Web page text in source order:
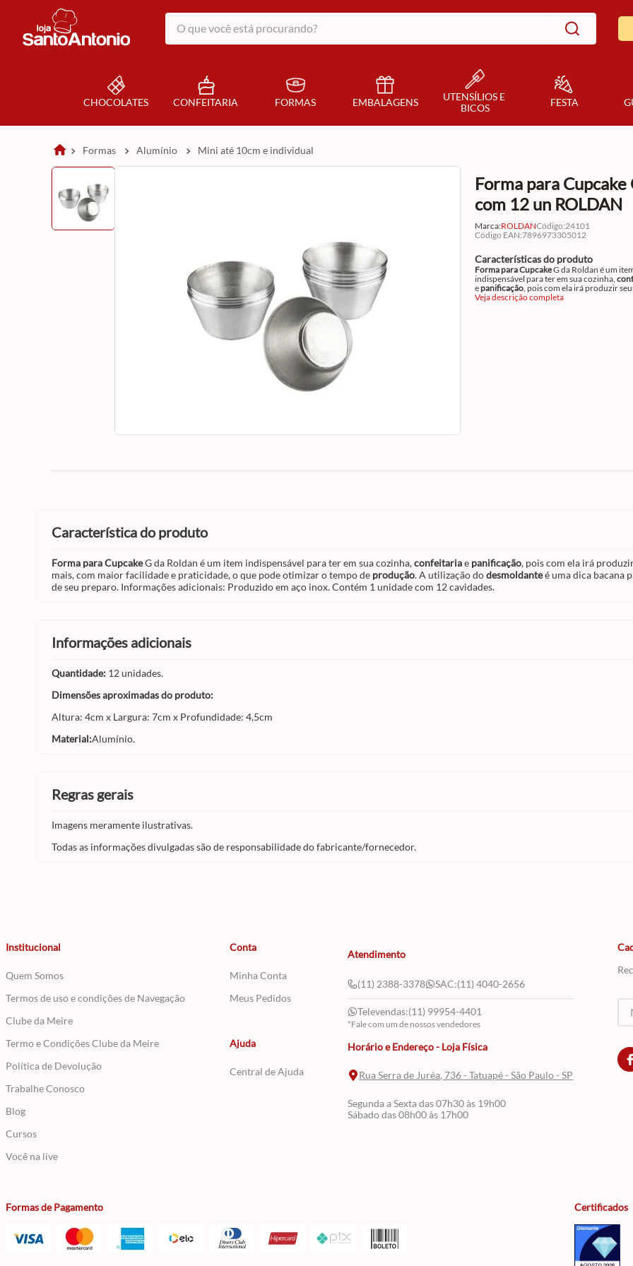
O que você está procurando?
CHOCOLATES CONFEITARIA FORMAS EMBALAGENS
UTENSÍLIOS E
BICOS
FESTA
formas alumínio mini até 10cm e individual
Forma para Cupcake
com 12 un ROLDAN
Marca:ROLDANCódigo:24101
Código EAN:7896973305012
Características do produto
Forma para CupcakeG da Roldan é um
indispensável para ter em sua cozinha,
epanificação, pois com ela irá produzir
cupcakes, petit gateaus, bombocados,
Veja descrição completa
característica do produto
Forma para CupcakeG da Roldan é um item indispensável para ter em sua cozinha,confeitariae panificação, pois com ela irá
mais, com maior facilidade e praticidade, o que pode otimizar o tempo de produção. A utilização dodesmoldanteé uma dica bacana
de seu preparo. Informações adicionais: Produzido em aço inox. Contém 1 unidade com 12 cavidades.
informações adicionais
Quantidade: 12 unidades.
Dimensões aproximadas do produto:
Altura: 4cm x Largura: 7cm x Profundidade: 4,5cm
Material:Alumínio.
regras gerais
Imagens meramente ilustrativas.
Todas as informações divulgadas são de responsabilidade do fabricante/fornecedor.
Institucional
Quem Somos
Termos de uso e condições de Navegação
Clube da Meire
Termo e Condições Clube da Meire
Política de Devolução
Trabalhe Conosco
Blog
Cursos
Você na live
Conta
Minha Conta
Meus Pedidos
Ajuda
Central de Ajuda
Atendimento
(11) 2388-3378 SAC:(11) 4040-2656
Televendas:(11) 99954-4401
*Fale com um de nossos vendedores
Horário e Endereço - Loja Física
Rua Serra de Juréa, 736 - Tatuapé - São Paulo - SP
Segunda a Sexta das 07h30 às 19h00
Sábado das 08h00 às 17h00
Formas de Pagamento Certificados